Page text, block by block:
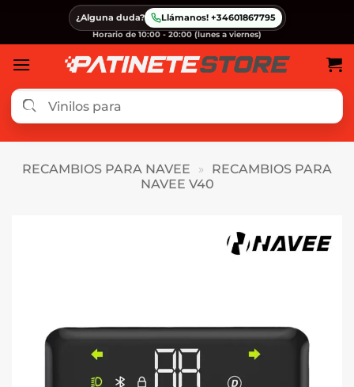
contenido
¿Alguna duda? Llámanos! +34601867795
Horario de 10:00 - 20:00 (lunes a viernes)
RECAMBIOS PARA NAVEE »
RECAMBIOS PARA
NAVEE V40